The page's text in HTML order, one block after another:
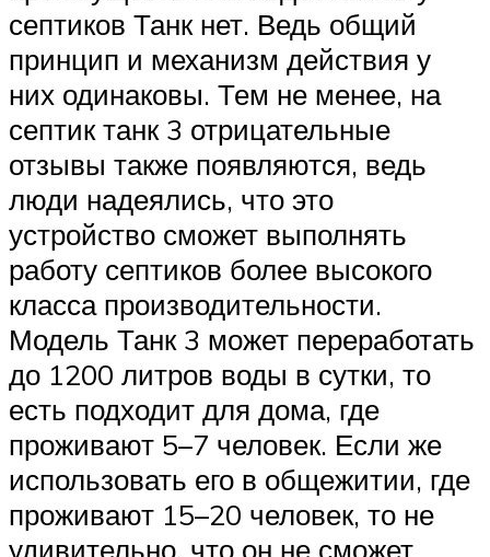
септиков Танк нет. Ведь общий
принцип и механизм действия у
них одинаковы. Тем не менее, на
септик танк 3 отрицательные
отзывы также появляются, ведь
люди надеялись, что это
устройство сможет выполнять
работу септиков более высокого
класса производительности.
Модель Танк 3 может переработать
до 1200 литров воды в сутки, то
есть подходит для дома, где
проживают 5–7 человек. Если же
использовать его в общежитии, где
проживают 15–20 человек, то не
удивительно, что он не сможет